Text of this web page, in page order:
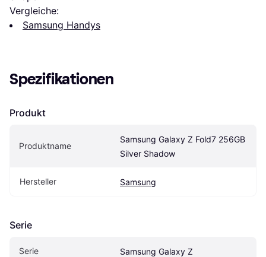
Vergleiche:
Samsung Handys
Spezifikationen
Produkt
Produktname
Samsung Galaxy Z Fold7 256GB
Silver Shadow
Hersteller Samsung
Serie
Serie Samsung Galaxy Z